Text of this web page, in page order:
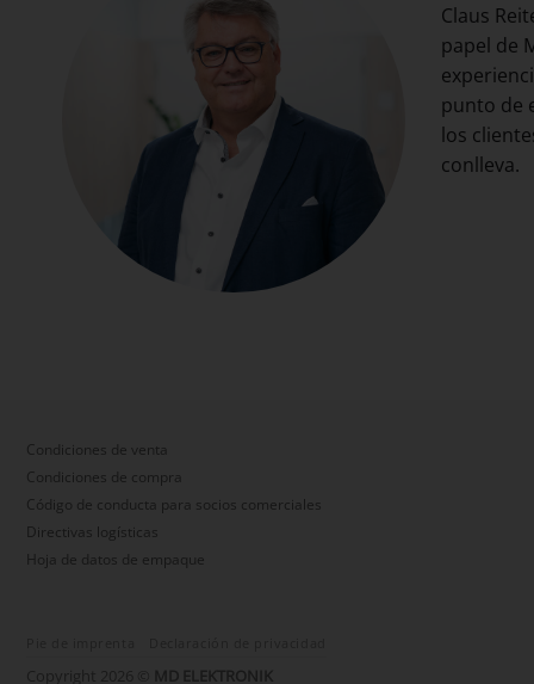
Claus
papel de
punto de
los
conlleva.
Condiciones de venta
Condiciones de compra
Código de conducta para socios comerciales
Directivas logísticas
Hoja de datos de empaque
Copyright 2026 © MD ELEKTRONIK